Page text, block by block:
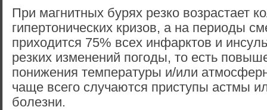
При магнитных бурях резко возрастает
гипертонических кризов, а на периоды
приходится 75% всех инфарктов и
резких изменений погоды, то есть
понижения температуры и/или
чаще всего случаются приступы астмы
болезни.